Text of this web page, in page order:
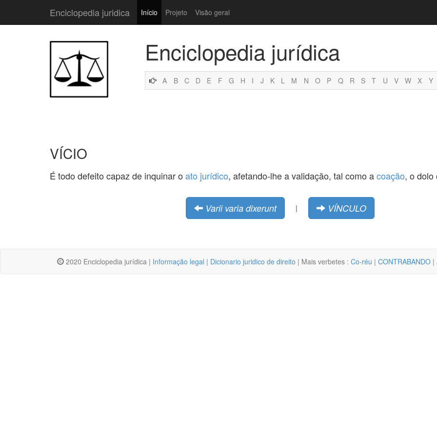
Enciclopedia juridica Início Projeto Visão geral
Enciclopedia jurídica
A B C D E F G H I J K L M N O P Q R S T U V W X Y
VÍCIO
É todo defeito capaz de inquinar o ato jurídico, afetando-lhe a validação, tal como acoação, o dolo
Varii varia dixerunt | VÍNCULO
2020 Enciclopedia jurídica | Informação legal | Dicionario juridico de direito | Mais verbetes : Co-réu | CONTRABANDO |